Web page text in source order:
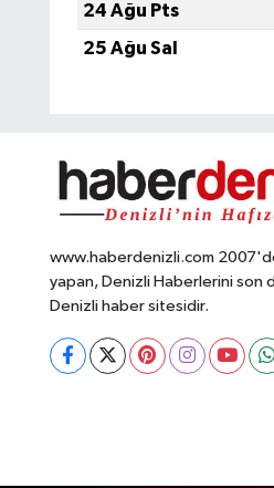
24 Ağu Pts
25 Ağu Sal
www.haberdenizli.com
yapan, Denizli Haberlerini son
Denizli haber sitesidir.